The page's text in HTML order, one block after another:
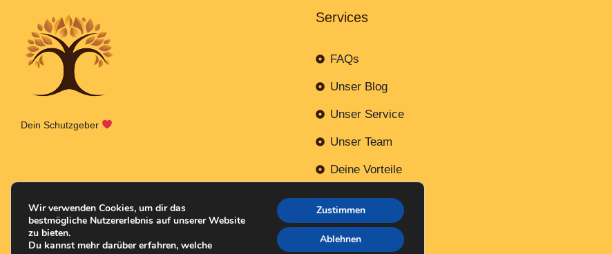
Dein Schutzgeber
Services
FAQs
Unser Blog
Unser Service
Unser Team
Deine Vorteile
Kontaktiere uns
Wir verwenden Cookies, um dir das
bestmögliche Nutzererlebnis auf unserer Website
zu bieten.
Du kannst mehr darüber erfahren, welche
Zustimmen
Ablehnen